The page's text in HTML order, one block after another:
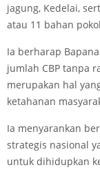
jagung, Kedelai,
atau 11 bahan
Ia berharap
jumlah CBP tanpa
merupakan hal
ketahanan
Ia menyarankan
strategis nasional
untuk dihidupkan